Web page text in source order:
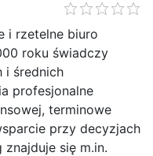
i rzetelne biuro
roku świadczy
i średnich
profesjonalne
terminowe
przy decyzjach
znajduje się m.in.